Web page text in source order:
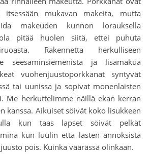
itsessään mukavan makeita, mutta
makeuden kunnon lorauksella
pitää huolen siitä, ettei puhuta
Rakennetta herkulliseen
seesaminsiemenistä ja lisämakua
vuohenjuustoporkkanat syntyvät
tai uunissa ja sopivat monenlaisten
Me herkuttelimme näillä ekan kerran
kanssa. Aikuiset söivät koko lisukkeen
kun taas lapset söivät pelkät
kun luulin että lasten annoksista
pois. Kuinka väärässä olinkaan.